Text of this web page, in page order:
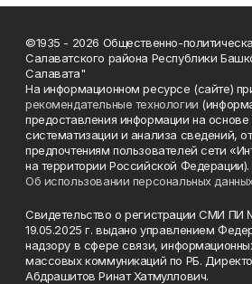
©1935 - 2026 Общественно-
Салаватского района Республики
Салавата"
На информационном ресурсе (сайте)
рекомендательные технологии
предоставления информации на основе
систематизации и анализа сведений,
предпочтениям пользователей сети
на территории Российской Федерации).
Об использовании персональных
Свидетельство о регистрации СМИ ПИ
19.05.2025 г. выдано управлением
надзору в сфере связи,
массовых коммуникаций по РБ.
Абдрашитов Ринат Хатмуллович.